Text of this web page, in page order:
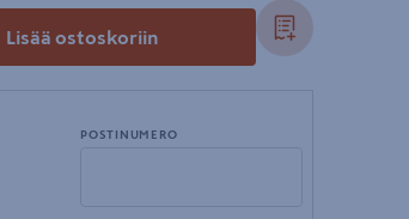
Lisää ostoskoriin
POSTINUMERO